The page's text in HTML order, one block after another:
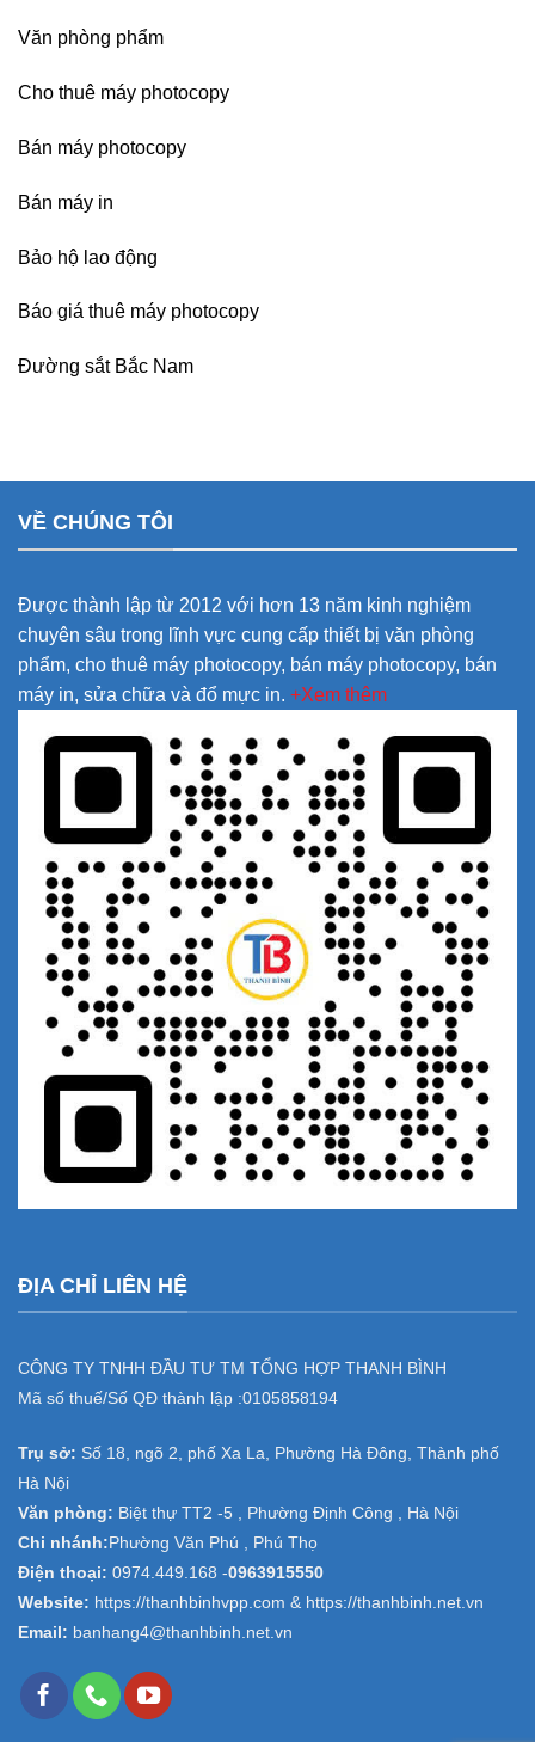
Văn phòng phẩm
Cho thuê máy photocopy
Bán máy photocopy
Bán máy in
Bảo hộ lao động
Báo giá thuê máy photocopy
Đường sắt Bắc Nam
VỀ CHÚNG TÔI
Được thành lập từ 2012 với hơn 13 năm kinh nghiệm
chuyên sâu trong lĩnh vực cung cấp thiết bị văn phòng
phẩm, cho thuê máy photocopy, bán máy photocopy, bán
máy in, sửa chữa và đổ mực in. +Xem thêm
ĐỊA CHỈ LIÊN HỆ
CÔNG TY TNHH ĐẦU TƯ TM TỔNG HỢP THANH BÌNH
Mã số thuế/Số QĐ thành lập :0105858194
Trụ sở: Số 18, ngõ 2, phố Xa La, Phường Hà Đông, Thành phố
Hà Nội
Văn phòng: Biệt thự TT2 -5 , Phường Định Công , Hà Nội
Chi nhánh: Phường Văn Phú , Phú Thọ
Điện thoại: 0974.449.168 -0963915550
Website: https://thanhbinhvpp.com & https://thanhbinh.net.vn
Email: banhang4@thanhbinh.net.vn